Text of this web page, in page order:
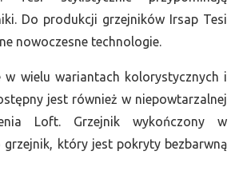
Do produkcji grzejników Irsap Tesi
nowoczesne technologie.
w wielu wariantach kolorystycznych i
jest również w niepowtarzalnej
Loft. Grzejnik wykończony w
który jest pokryty bezbarwną